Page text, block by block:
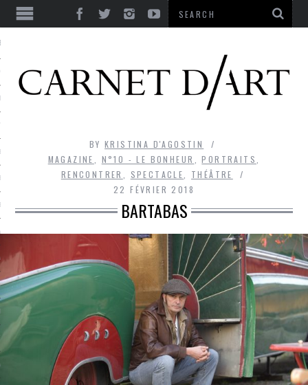
ULTIME
RIRE
LIBERTÉ
BEAUTÉ
FOLIE
BONHEUR
GUERRE
BYKRISTINA D'AGOSTIN
MAGAZINE
N°10 - LE BONHEUR ,PORTRAITS
RENCONTRER
SPECTACLE
THÉÂTRE
22 FÉVRIER 2018
BARTABAS